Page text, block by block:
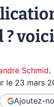
Schmid.
le 23 mars
Ajoutez-